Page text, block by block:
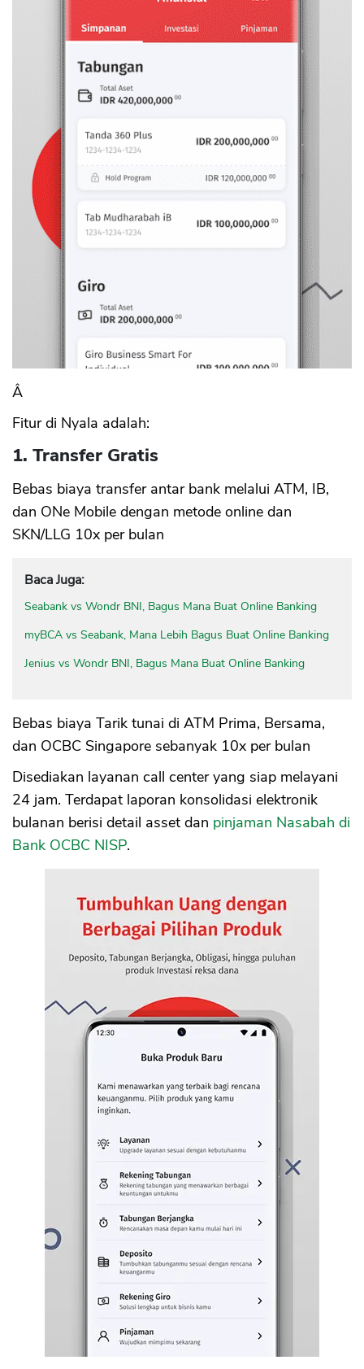
Â
Fitur di Nyala adalah:
1. Transfer Gratis
Bebas biaya transfer antar bank melalui ATM, IB,
dan ONe Mobile dengan metode online dan
SKN/LLG 10x per bulan
Baca Juga:
Seabank vs Wondr BNI, Bagus Mana Buat Online Banking
myBCA vs Seabank, Mana Lebih Bagus Buat Online Banking
Jenius vs Wondr BNI, Bagus Mana Buat Online Banking
Bebas biaya Tarik tunai di ATM Prima, Bersama,
dan OCBC Singapore sebanyak 10x per bulan
Disediakan layanan call center yang siap melayani
24 jam. Terdapat laporan konsolidasi elektronik
bulanan berisi detail asset dan pinjaman Nasabah di
Bank OCBC NISP.